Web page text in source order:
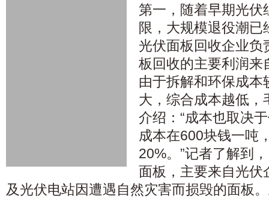
第一，随着早期光伏
限，大规模退役潮已
光伏面板回收企业负
板回收的主要利润来
由于拆解和环保成本
大，综合成本越低，
介绍：“成本也取决
成本在600块钱一吨
20%。”记者了解到
面板，主要来自光伏
及光伏电站因遭遇自然灾害而损毁的面板